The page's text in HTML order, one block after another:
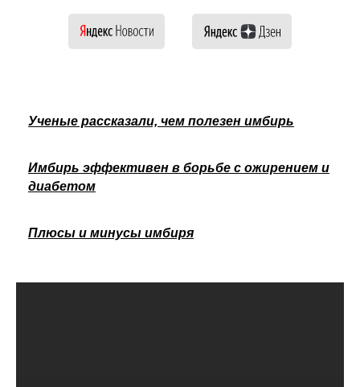
Ученые рассказали, чем полезен имбирь
Имбирь эффективен в борьбе с ожирением и
диабетом
Плюсы и минусы имбиря